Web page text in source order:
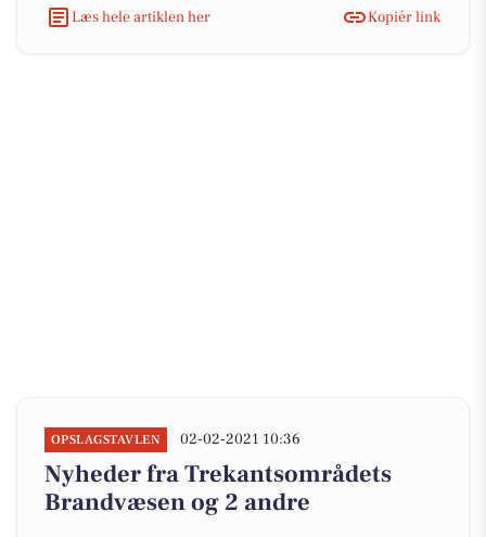
Læs hele artiklen her
Kopiér link
OPSLAGSTAVLEN 02-02-2021 10:36
Nyheder fra Trekantsområdets
Brandvæsen og 2 andre